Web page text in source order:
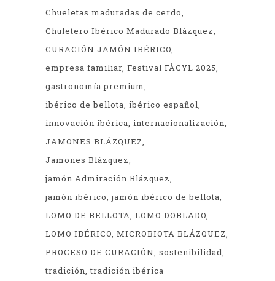
Chueletas maduradas de cerdo
Chuletero Ibérico Madurado Blázquez
CURACIÓN JAMÓN IBÉRICO
empresa familiar Festival FÀCYL 2025
gastronomía premium
ibérico de bellota ibérico español
innovación ibérica internacionalización
JAMONES BLÁZQUEZ
Jamones Blázquez
jamón Admiración Blázquez
jamón ibérico jamón ibérico de bellota
LOMO DE BELLOTA LOMO DOBLADO
LOMO IBÉRICO MICROBIOTA BLÁZQUEZ
PROCESO DE CURACIÓN sostenibilidad
tradición tradición ibérica